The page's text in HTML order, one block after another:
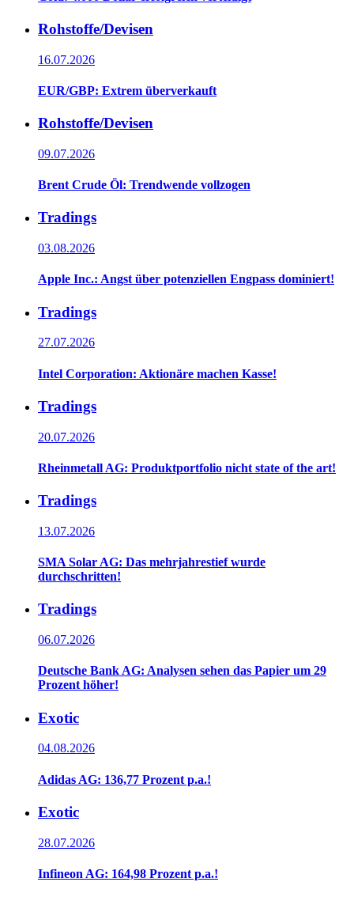
Rohstoffe/Devisen
16.07.2026
EUR/GBP: Extrem überverkauft
Rohstoffe/Devisen
09.07.2026
Brent Crude Öl: Trendwende vollzogen
Tradings
03.08.2026
Apple Inc.: Angst über potenziellen Engpass dominiert!
Tradings
27.07.2026
Intel Corporation: Aktionäre machen Kasse!
Tradings
20.07.2026
Rheinmetall AG: Produktportfolio nicht state of the art!
Tradings
13.07.2026
SMA Solar AG: Das mehrjahrestief wurde
durchschritten!
Tradings
06.07.2026
Deutsche Bank AG: Analysen sehen das Papier um 29
Prozent höher!
Exotic
04.08.2026
Adidas AG: 136,77 Prozent p.a.!
Exotic
28.07.2026
Infineon AG: 164,98 Prozent p.a.!